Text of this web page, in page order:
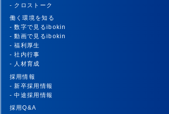
- クロストーク
働く環境を知る
- 数字で見るibokin
- 動画で見るibokin
- 福利厚生
- 社内行事
- 人材育成
採用情報
- 新卒採用情報
- 中途採用情報
採用Q&A